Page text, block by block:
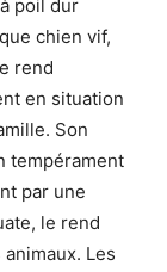
poil dur
chien vif,
rend
en situation
Son
tempérament
par une
le rend
Les